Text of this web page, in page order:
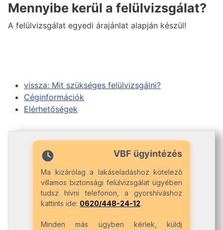
Mennyibe kerül a felülvizsgálat?
A felülvizsgálat egyedi árajánlat alapján készül!
vissza: Mit szükséges felülvizsgálni?
Céginformációk
Elérhetőségek
VBF ügyintézés
Ma kizárólag a lakáseladáshoz kötelező
villamos biztonsági felülvizsgálat ügyében
tudsz hívni telefonon, a gyorshíváshoz
kattints ide: 0620/448-24-12.
Minden más ügyben kérlek, küldj